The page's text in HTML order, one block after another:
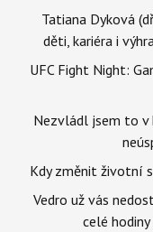
Tatiana Dyková
děti, kariéra i
UFC Fight Night:
Nezvládl jsem to v
Kdy změnit životní
Vedro už vás
celé